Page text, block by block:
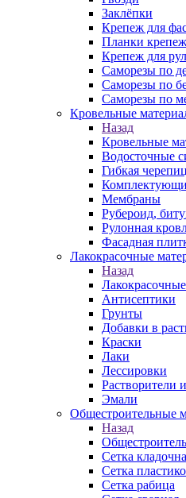
Заклёпки
Крепеж для
Планки
Крепеж для
Саморезы по
Саморезы по
Саморезы по
Кровельные
Назад
Кровельные
Водосточные
Гибкая
Мембраны
Рубероид,
Рулонная
Фасадная
Лакокрасочные
Назад
Антисептики
Грунты
Добавки в
Краски
Лаки
Лессировки
Растворители
Эмали
Общестроительные
Назад
Сетка
Сетка
Сетка рабица